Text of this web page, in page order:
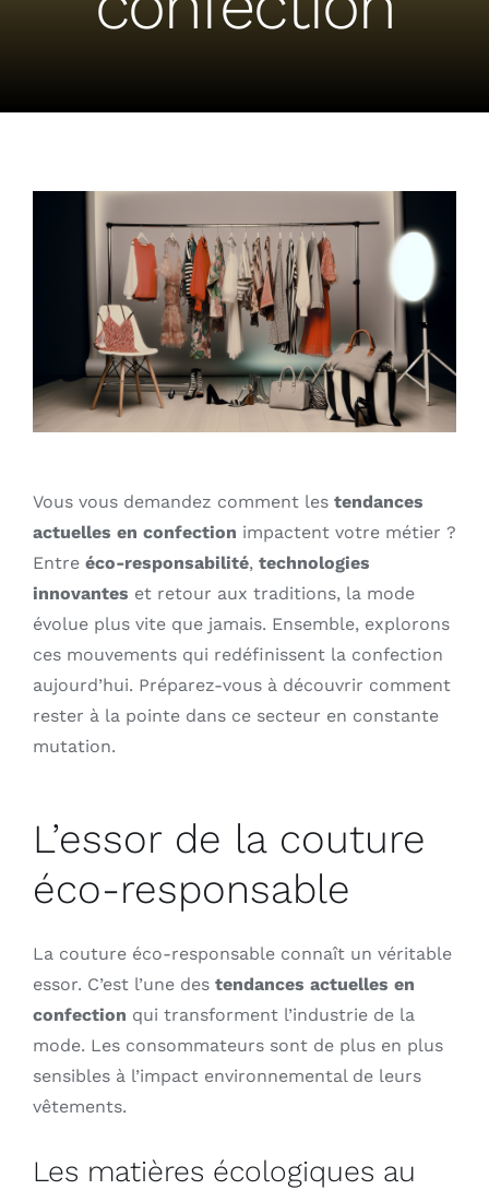
Vous vous demandez comment les tendances
actuelles en confection impactent votre métier ?
Entre éco-responsabilité, technologies
innovantes et retour aux traditions, la mode
évolue plus vite que jamais. Ensemble, explorons
ces mouvements qui redéfinissent la confection
aujourd’hui. Préparez-vous à découvrir comment
rester à la pointe dans ce secteur en constante
mutation.
L’essor de la couture
éco-responsable
La couture éco-responsable connaît un véritable
essor. C’est l’une des tendances actuelles en
confection qui transforment l’industrie de la
mode. Les consommateurs sont de plus en plus
sensibles à l’impact environnemental de leurs
vêtements.
Les matières écologiques au